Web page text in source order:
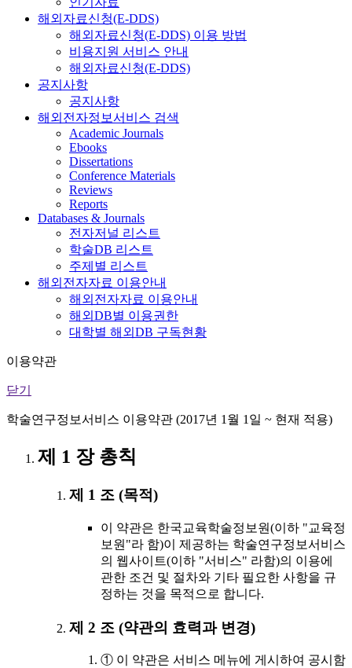
해외자료신청(E-DDS)
해외자료신청(E-DDS) 이용 방법
비용지원 서비스 안내
해외자료신청(E-DDS)
공지사항
공지사항
해외전자정보서비스 검색
Academic Journals
Ebooks
Dissertations
Conference Materials
Reviews
Reports
Databases & Journals
전자저널 리스트
학술DB 리스트
주제별 리스트
해외전자자료 이용안내
해외전자자료 이용안내
해외DB별 이용권한
대학별 해외DB 구독현황
이용약관
닫기
학술연구정보서비스 이용약관 (2017년 1월 1일 ~ 현재 적용)
제 1 장 총칙
제 1 조 (목적)
이 약관은 한국교육학술정보원(이하 "교육정
보원"라 함)이 제공하는 학술연구정보서비스
의 웹사이트(이하 "서비스" 라함)의 이용에
관한 조건 및 절차와 기타 필요한 사항을 규
정하는 것을 목적으로 합니다.
제 2 조 (약관의 효력과 변경)
① 이 약관은 서비스 메뉴에 게시하여 공시함